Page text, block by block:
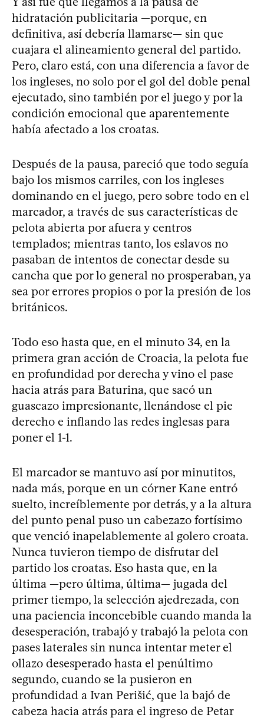
hidratación publicitaria —porque, en
definitiva, así debería llamarse— sin que
cuajara el alineamiento general del partido.
Pero, claro está, con una diferencia a favor de
los ingleses, no solo por el gol del doble penal
ejecutado, sino también por el juego y por la
condición emocional que aparentemente
había afectado a los croatas.
Después de la pausa, pareció que todo seguía
bajo los mismos carriles, con los ingleses
dominando en el juego, pero sobre todo en el
marcador, a través de sus características de
pelota abierta por afuera y centros
templados; mientras tanto, los eslavos no
pasaban de intentos de conectar desde su
cancha que por lo general no prosperaban, ya
sea por errores propios o por la presión de los
británicos.
Todo eso hasta que, en el minuto 34, en la
primera gran acción de Croacia, la pelota fue
en profundidad por derecha y vino el pase
hacia atrás para Baturina, que sacó un
guascazo impresionante, llenándose el pie
derecho e inflando las redes inglesas para
poner el 1-1.
El marcador se mantuvo así por minutitos,
nada más, porque en un córner Kane entró
suelto, increíblemente por detrás, y a la altura
del punto penal puso un cabezazo fortísimo
que venció inapelablemente al golero croata.
Nunca tuvieron tiempo de disfrutar del
partido los croatas. Eso hasta que, en la
última —pero última, última— jugada del
primer tiempo, la selección ajedrezada, con
una paciencia inconcebible cuando manda la
desesperación, trabajó y trabajó la pelota con
pases laterales sin nunca intentar meter el
ollazo desesperado hasta el penúltimo
segundo, cuando se la pusieron en
profundidad a Ivan Perišić, que la bajó de
cabeza hacia atrás para el ingreso de Petar